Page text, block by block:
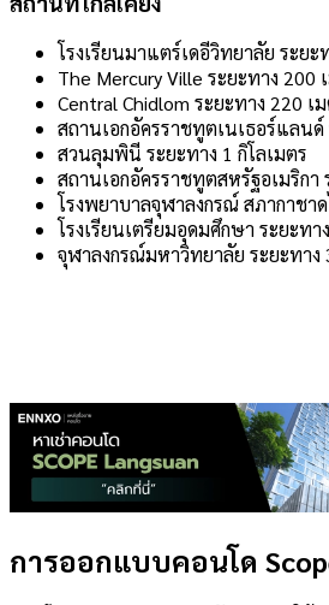
โรงเรียนมาแตร์เดอีวิทยาลัย ระยะ
The Mercury Ville ระยะทาง 200
Central Chidlom ระยะทาง 220 เ
สถานเอกอัครราชทูตเนเธอร์แลนด์
สวนลุมพินี ระยะทาง 1 กิโลเมตร
สถานเอกอัครราชทูตสหรัฐอเมริกา
โรงพยาบาลจุฬาลงกรณ์ สภากาชา
โรงเรียนเตรียมอุดมศึกษา ระยะทา
จุฬาลงกรณ์มหาวิทยาลัย ระยะทาง
การออกแบบคอนโด